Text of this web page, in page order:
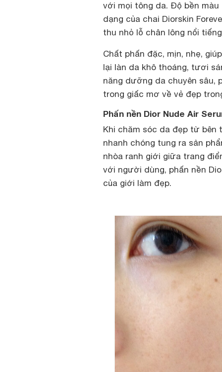
với mọi tông da. Độ bền màu
dạng của chai Diorskin
thu nhỏ lỗ chân lông nổi
Chất phấn đặc, mịn, nhẹ,
lại làn da khô thoáng, tươi
năng dưỡng da chuyên sâu,
trong giấc mơ về vẻ đẹp
Phấn nền Dior Nude Air
Khi chăm sóc da đẹp từ bên
nhanh chóng tung ra sản
nhòa ranh giới giữa trang
với người dùng, phấn nền
của giới làm đẹp.